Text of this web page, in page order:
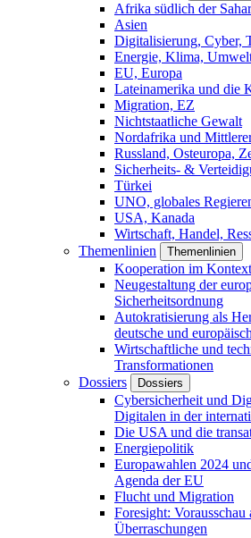
Afrika südlich der
Asien
Digitalisierung, Cyber,
Energie, Klima,
EU, Europa
Lateinamerika und die
Migration, EZ
Nichtstaatliche Gewalt
Nordafrika und
Russland, Osteuropa,
Sicherheits- &
Türkei
UNO, globales
USA, Kanada
Wirtschaft, Handel,
Themenlinien
Themenlinien
Kooperation im
Neugestaltung der
Sicherheitsordnung
Autokratisierung als
deutsche und
Wirtschaftliche und
Transformationen
Dossiers
Dossiers
Cybersicherheit und
Digitalen in der
Die USA und die
Energiepolitik
Europawahlen 2024
Agenda der EU
Flucht und Migration
Foresight:
Überraschungen